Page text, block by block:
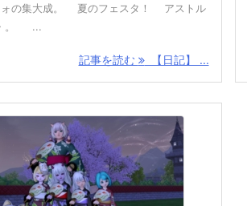
集大成。 夏のフェスタ！ アストル
・。 ...
記事を読む 【日記】 ...